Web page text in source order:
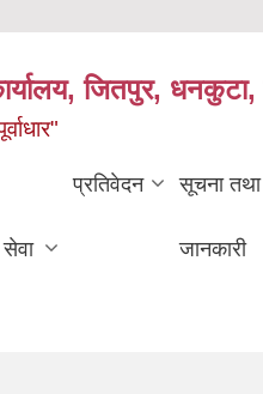
जितपुर,
प्रतिवेदन सूचना तथा
जानकारी